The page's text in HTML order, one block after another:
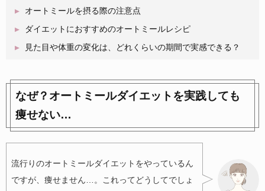
オートミールを摂る際の注意点
ダイエットにおすすめのオートミールレシピ
見た目や体重の変化は、どれくらいの期間で実感できる？
なぜ？オートミールダイエットを実践しても
痩せない…
流行りのオートミールダイエットをやっているん
ですが、痩せません…。これってどうしてでしょ